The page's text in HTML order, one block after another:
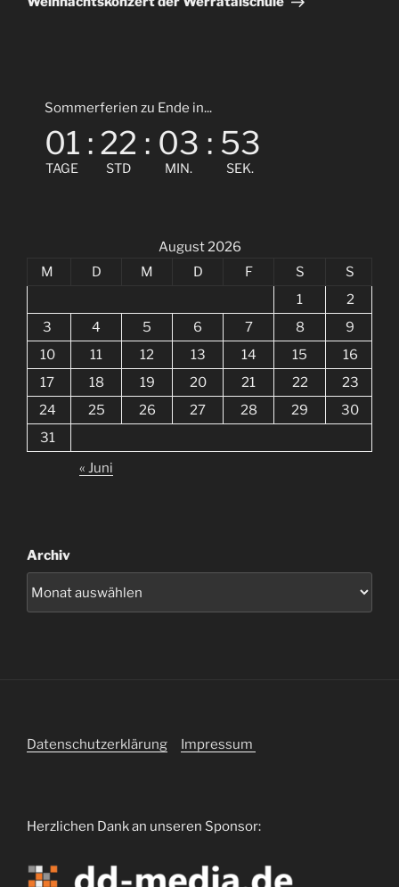
Sommerferien zu Ende in...
01
TAGE
: 22
STD
: 03
MIN.
: 53
SEK.
August 2026
M
D M D F S
S
1
2
3
4 5 6 7 8
9
10
11 12 13 14 15
16
17
18 19 20 21 22
23
24
25 26 27 28 29
30
31
« Juni
Archiv
Datenschutzerklärung Impressum
Herzlichen Dank an unseren Sponsor: